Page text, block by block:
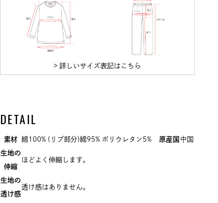
> 詳しいサイズ表記はこちら
DETAIL
素材 綿100% (リブ部分)綿95% ポリウレタン5% 原産国 中国
生地の
伸縮
ほどよく伸縮します。
生地の
透け感
透け感はありません。